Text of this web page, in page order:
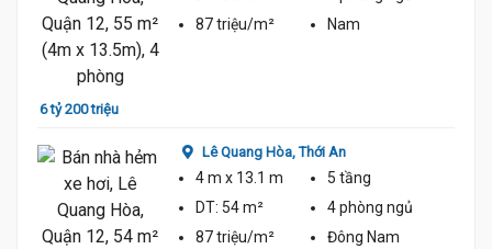
6 tỷ 200 triệu
87 triệu/m²
Nam
Lê Quang Hòa,Thới An
4 m x 13.1 m
5 tầng
DT: 54 m² 4 phòng ngủ
87 triệu/m²
Đông Nam